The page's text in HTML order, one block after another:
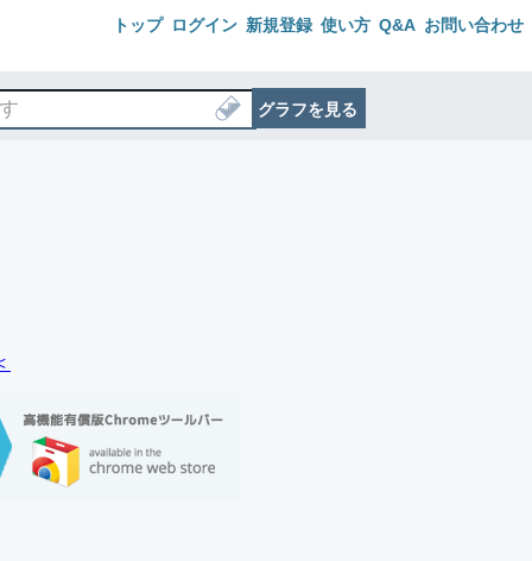
トップ ログイン 新規登録 使い方 Q&A お問い合わせ
グラフを見る